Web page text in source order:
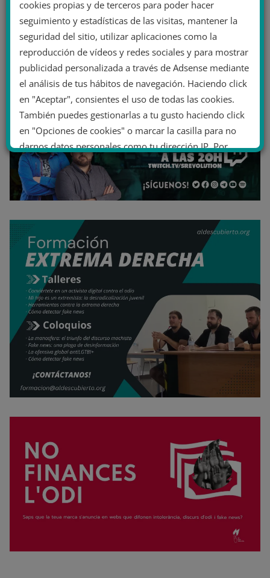
cookies propias y de terceros para poder hacer
seguimiento y estadísticas de las visitas, mantener la
seguridad del sitio, utilizar aplicaciones como la
reproducción de vídeos y redes sociales y para mostrar
publicidad personalizada a través de Adsense mediante
el análisis de tus hábitos de navegación. Haciendo click
en "Aceptar", consientes el uso de todas las cookies.
También puedes gestionarlas a tu gusto haciendo click
en "Opciones de cookies" o marcar la casilla para no
darnos datos personales como tu dirección IP. Por
último, puedes leer nuestra Política de cookies.
No dar mi información personal
.
Opciones de cookies Aceptar cookies
Rechazar cookies Política de cookies